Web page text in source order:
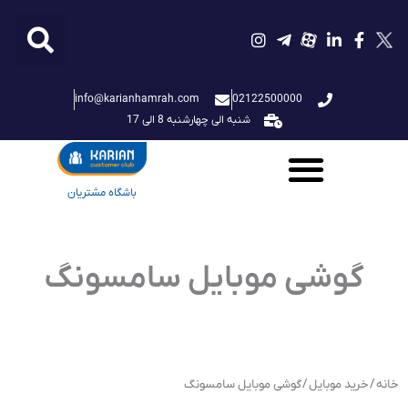
محتوا
02122500000
info@karianhamrah.com
شنبه الی چهارشنبه 8 الی 17
باشگاه مشتریان
گوشی موبایل سامسونگ
خانه/خرید موبایل/ گوشی موبایل سامسونگ